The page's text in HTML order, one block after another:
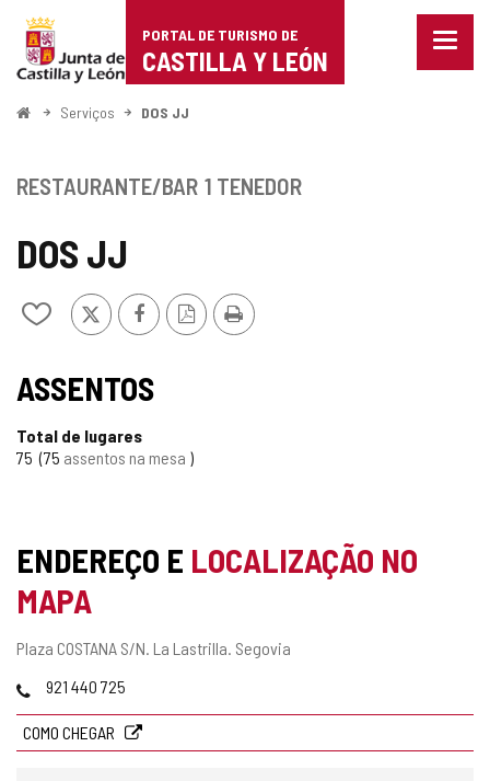
Portal
de
Turismo
Castilla
León
PORTAL DE TURISMO DE
CASTILLA Y LEÓN
Menu
ComeçoServiços DOS JJ
DOS JJ
Adicionar
de
meus
x FacebookVersão
PDF
Imprimir
RESTAURANTE/BAR 1 TENEDOR
ASSENTOS
Total de lugares
75 75 assentos na mesa
ENDEREÇO E LOCALIZAÇÃO NO
MAPA
Endereço
Plaza COSTANA S/N. La Lastrilla. Segovia
Telefones
921 440 725
COMO CHEGAR